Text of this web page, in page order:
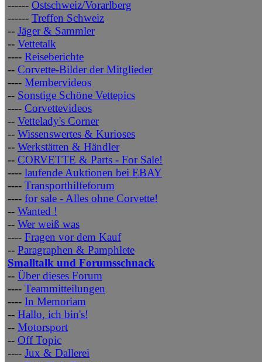
------ Ostschweiz/Vorarlberg
------ Treffen Schweiz
-- Jäger & Sammler
-- Vettetalk
---- Reiseberichte
-- Corvette-Bilder der Mitglieder
---- Membervideos
-- Sonstige Schöne Vettepics
---- Corvettevideos
-- Vettelady's Corner
-- Wissenswertes & Kurioses
-- Werkstätten & Händler
-- CORVETTE & Parts - For Sale!
---- laufende Auktionen bei EBAY
---- Transporthilfeforum
---- for sale - Alles ohne Corvette!
-- Wanted !
-- Wer weiß was
---- Fragen vor dem Kauf
-- Paragraphen & Pamphlete
Smalltalk und Forumsschnack
-- Über dieses Forum
---- Teammitteilungen
---- In Memoriam
-- Hallo, ich bin's!
-- Motorsport
-- Off Topic
---- Jux & Dallerei